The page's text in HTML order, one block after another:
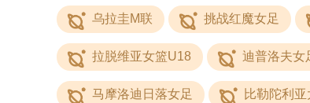
乌拉圭M联 挑战红魔女足
拉脱维亚女篮U18 迪普洛夫女
马摩洛迪日落女足 比勒陀利亚